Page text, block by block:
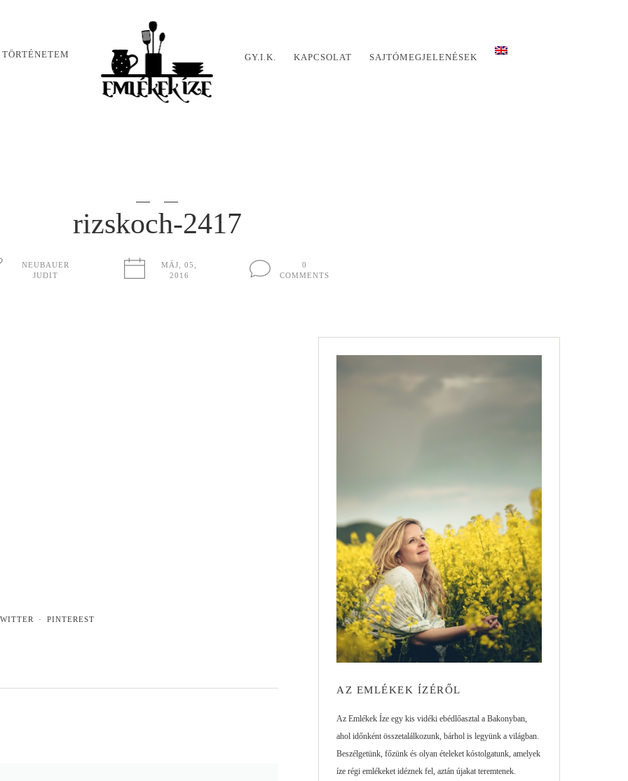
TÖRTÉNETEM GY.I.K. KAPCSOLAT SAJTÓMEGJELENÉSEK
rizskoch-2417
NEUBAUER
JUDIT
MÁJ, 05,
2016
0
COMMENTS
PINTEREST
AZ EMLÉKEK ÍZÉRŐL
Az Emlékek Íze egy kis vidéki ebédlőasztal a Bakonyban,
ahol időnként összetalálkozunk, bárhol is legyünk a világban.
Beszélgetünk, főzünk és olyan ételeket kóstolgatunk, amelyek
íze régi emlékeket idéznek fel, aztán újakat teremtenek.